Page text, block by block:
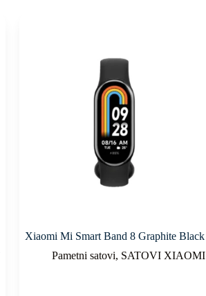
Xiaomi Mi Smart Band 8 Graphite Black
Pametni satovi, SATOVI XIAOMI